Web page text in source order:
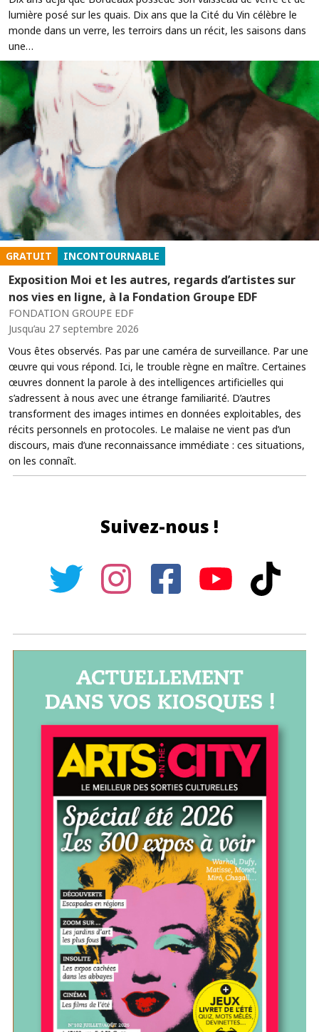
lumière posé sur les quais. Dix ans que la Cité du Vin célèbre le
monde dans un verre, les terroirs dans un récit, les saisons dans
une…
GRATUIT INCONTOURNABLE
Exposition Moi et les autres, regards d’artistes sur
nos vies en ligne, à la Fondation Groupe EDF
FONDATION GROUPE EDF
Jusqu’au 27 septembre 2026
Vous êtes observés. Pas par une caméra de surveillance. Par une
œuvre qui vous répond. Ici, le trouble règne en maître. Certaines
œuvres donnent la parole à des intelligences artificielles qui
s’adressent à nous avec une étrange familiarité. D’autres
transforment des images intimes en données exploitables, des
récits personnels en protocoles. Le malaise ne vient pas d’un
discours, mais d’une reconnaissance immédiate : ces situations,
on les connaît.
Suivez-nous !